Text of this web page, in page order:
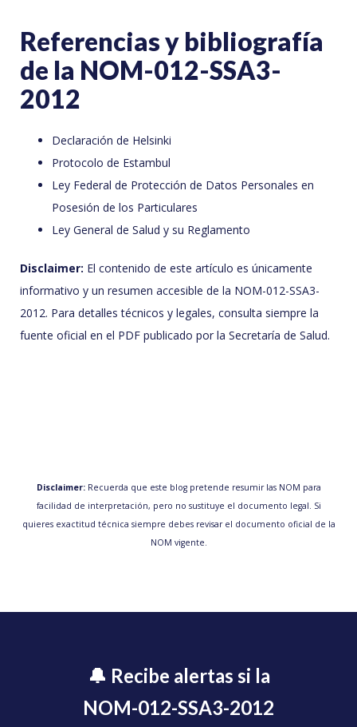
Referencias y bibliografía
de la NOM-012-SSA3-
2012
Declaración de Helsinki
Protocolo de Estambul
Ley Federal de Protección de Datos Personales en
Posesión de los Particulares
Ley General de Salud y su Reglamento
Disclaimer: El contenido de este artículo es únicamente
informativo y un resumen accesible de la NOM-012-SSA3-
2012. Para detalles técnicos y legales, consulta siempre la
fuente oficial en el PDF publicado por la Secretaría de Salud.
Disclaimer: Recuerda que este blog pretende resumir las NOM para
facilidad de interpretación, pero no sustituye el documento legal. Si
quieres exactitud técnica siempre debes revisar el documento oficial de la
NOM vigente.
🔔 Recibe alertas si la
NOM-012-SSA3-2012